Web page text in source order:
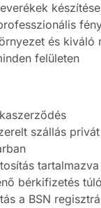
és kiváló
felületen
szállás
tartalmazva
bérkifizetés
a BSN